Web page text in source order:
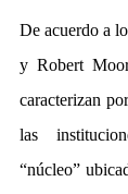
De acuerdo a
y Robert
caracterizan
las
“núcleo”